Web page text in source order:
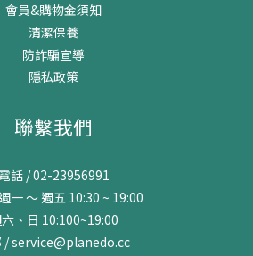
會員&購物金須知
清潔保養
防詐騙宣導
隱私政策
聯繫我們
電話 / 02-23956991
一 ～ 週五 10:30 ~ 19:00
、日 10:100~19:00
/ service@planedo.cc